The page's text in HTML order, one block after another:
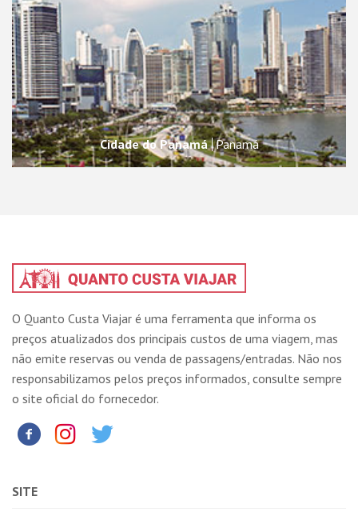
Cidade do Panamá Panamá
O Quanto Custa Viajar é uma ferramenta que informa os
preços atualizados dos principais custos de uma viagem, mas
não emite reservas ou venda de passagens/entradas. Não nos
responsabilizamos pelos preços informados, consulte sempre
o site oficial do fornecedor.
SITE